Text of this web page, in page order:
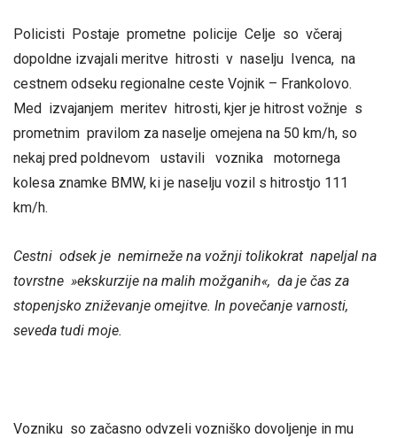
Policisti Postaje prometne policije Celje so včeraj
dopoldne izvajali meritve hitrosti v naselju Ivenca, na
cestnem odseku regionalne ceste Vojnik – Frankolovo.
Med izvajanjem meritev hitrosti, kjer je hitrost vožnje s
prometnim pravilom za naselje omejena na 50 km/h, so
nekaj pred poldnevom ustavili voznika motornega
kolesa znamke BMW, ki je naselju vozil s hitrostjo 111
km/h.
Cestni odsek je nemirneže na vožnji tolikokrat napeljal na
tovrstne »ekskurzije na malih možganih«, da je čas za
stopenjsko zniževanje omejitve. In povečanje varnosti,
seveda tudi moje.
Vozniku so začasno odvzeli vozniško dovoljenje in mu